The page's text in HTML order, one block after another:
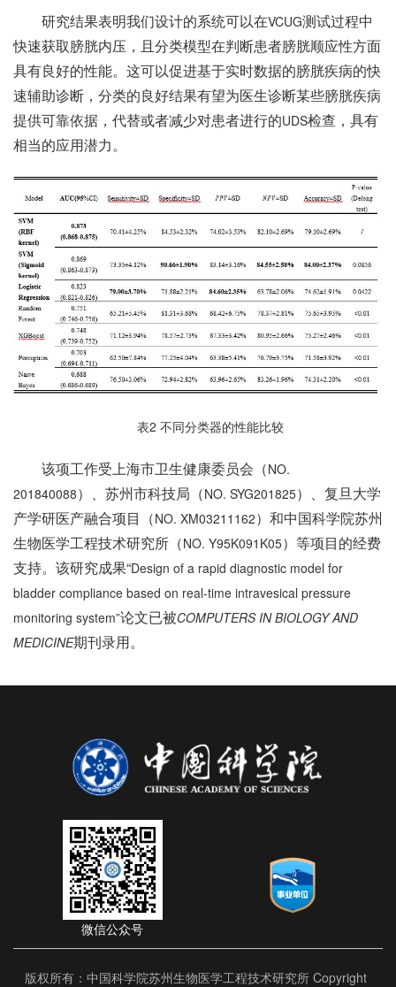
研究结果表明我们设计的系统可以在VCUG测试过程中
快速获取膀胱内压，且分类模型在判断患者膀胱顺应性方面
具有良好的性能。这可以促进基于实时数据的膀胱疾病的快
速辅助诊断，分类的良好结果有望为医生诊断某些膀胱疾病
提供可靠依据，代替或者减少对患者进行的UDS检查，具有
相当的应用潜力。
表2 不同分类器的性能比较
该项工作受上海市卫生健康委员会（NO.
201840088）、苏州市科技局（NO. SYG201825）、复旦大学
产学研医产融合项目（NO. XM03211162）和中国科学院苏州
生物医学工程技术研究所（NO. Y95K091K05）等项目的经费
支持。该研究成果“Design of a rapid diagnostic model for
bladder compliance based on real-time intravesical pressure
monitoring system”论文已被COMPUTERS IN BIOLOGY AND
MEDICINE期刊录用。
微信公众号
版权所有：中国科学院苏州生物医学工程技术研究所 Copyright